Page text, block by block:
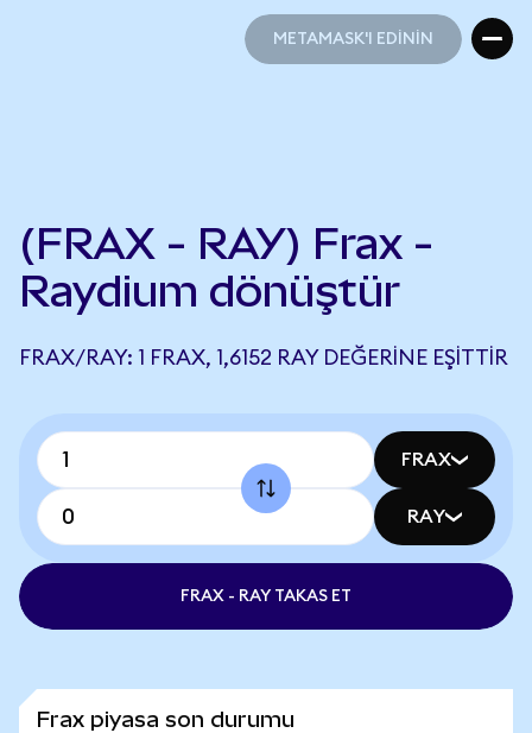
METAMASK'I EDİNİN
(FRAX - RAY) Frax -
Raydium dönüştür
FRAX/RAY: 1 FRAX, 1,6152 RAY DEĞERINE EŞITTIR
FRAX
RAY
FRAX - RAY TAKAS ET
Frax piyasa son durumu